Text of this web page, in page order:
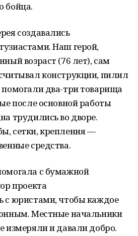
бойца.
создавались
Наш герой,
возраст (76 лет), сам
конструкции, пилил
два-три товарища
после основной работы
трудились во дворе.
сетки, крепления —
средства.
с бумажной
проекта
с юристами, чтобы каждое
Местные начальники
измеряли и давали добро.